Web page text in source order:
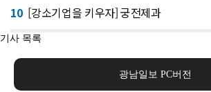
10 [강소기업을 키우자] 궁전제과
기사 목록
광남일보 PC버전